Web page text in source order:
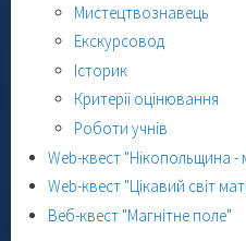
Мистецтвознавець
Екскурсовод
Історик
Критерії оцінювання
Роботи учнів
Web-квест "Нікопольщина -
Web-квест "Цікавий світ
Веб-квест "Магнітне поле"